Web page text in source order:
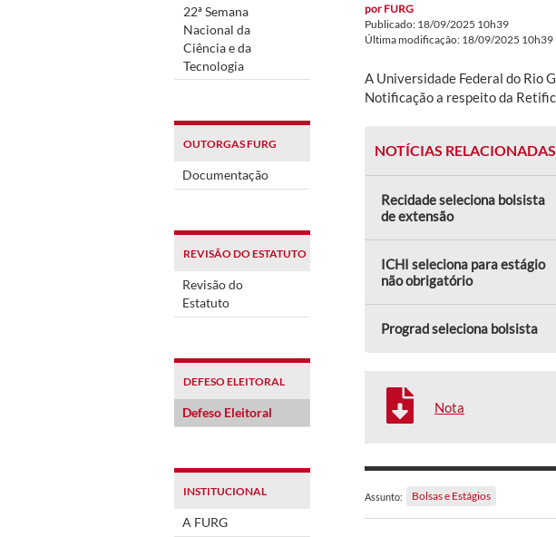
22ª Semana
Nacional da
Ciência e da
Tecnologia
OUTORGAS FURG
Documentação
REVISÃO DO ESTATUTO
Revisão do
Estatuto
DEFESO ELEITORAL
Defeso Eleitoral
INSTITUCIONAL
A FURG
por FURG
Publicado: 18/09/2025 10h39
Última modificação: 18/09/2025 10h39
A Universidade Federal do Rio
Notificação a respeito da
NOTÍCIAS RELACIONADAS
Recidade seleciona bolsista
de extensão
ICHI seleciona para estágio
não obrigatório
Prograd seleciona bolsista
Nota
Assunto: Bolsas e Estágios